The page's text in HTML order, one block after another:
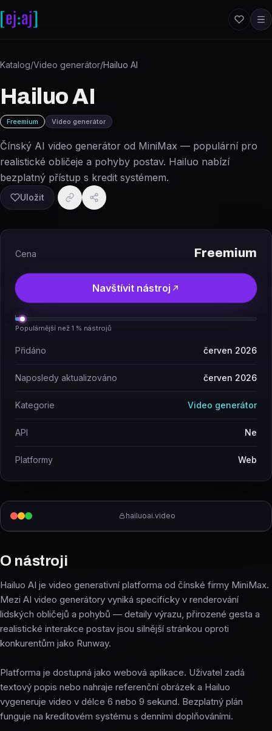
Katalog/Video generátor/Hailuo AI
Hailuo AI
Freemium Video generátor
Čínský AI video generátor od MiniMax — populární pro
realistické obličeje a pohyby postav. Hailuo nabízí
bezplatný přístup s kredit systémem.
Uložit
hailuoai.video
O nástroji
Hailuo AI je video generativní platforma od čínské firmy MiniMax.
Mezi AI video generátory vyniká specificky v renderování
lidských obličejů a pohybů — detaily výrazu, přirozené gesta a
realistické interakce postav jsou silnější stránkou oproti
konkurentům jako Runway.
Platforma je dostupná jako webová aplikace. Uživatel zadá
textový popis nebo nahraje referenční obrázek a Hailuo
vygeneruje video v délce 6 nebo 9 sekund. Bezplatný plán
funguje na kreditovém systému s denními doplňováními.
Cena Freemium
Navštívit nástroj
Populárnější než 1 % nástrojů
Přidáno červen 2026
Naposledy aktualizováno červen 2026
Kategorie Video generátor
API Ne
Platformy Web